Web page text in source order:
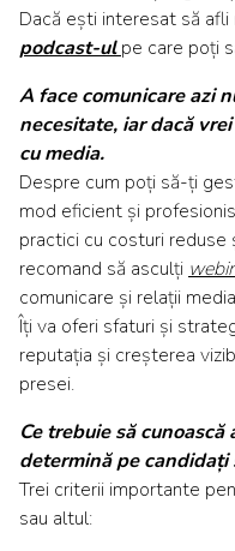
Dacă ești interesat să
podcast-ul pe care poți
A face comunicare azi
necesitate, iar dacă
cu media.
Despre cum poți să-ți
mod eficient și
practici cu costuri
recomand să asculți
comunicare și relații
Îți va oferi sfaturi și
reputația și creșterea
presei.
Ce trebuie să
determină pe candidați
Trei criterii importante
sau altul: